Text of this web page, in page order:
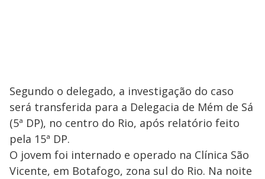
Segundo o delegado, a investigação do caso
será transferida para a Delegacia de Mém de Sá
(5ª DP), no centro do Rio, após relatório feito
pela 15ª DP.
O jovem foi internado e operado na Clínica São
Vicente, em Botafogo, zona sul do Rio. Na noite